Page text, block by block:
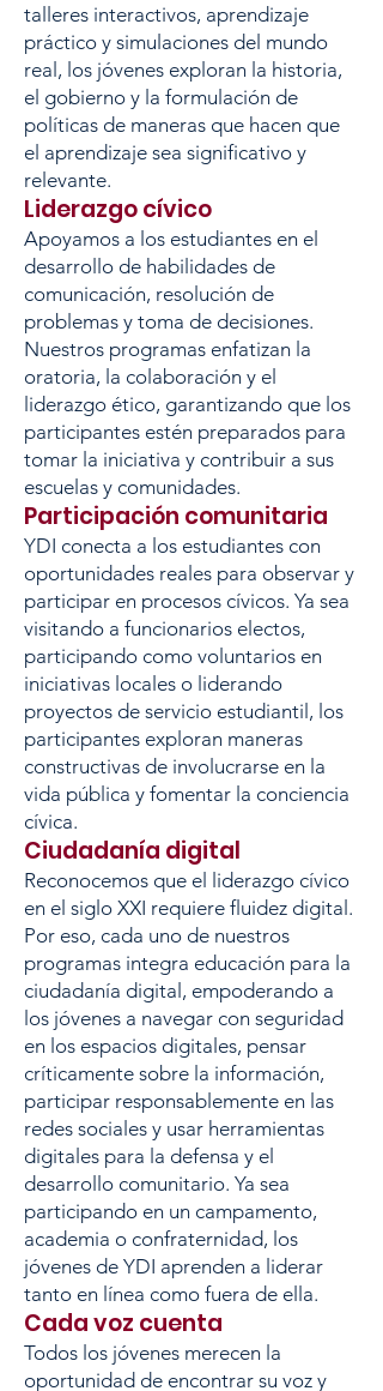
talleres interactivos, aprendizaje
práctico y simulaciones del mundo
real, los jóvenes exploran la historia,
el gobierno y la formulación de
políticas de maneras que hacen que
el aprendizaje sea significativo y
relevante.
Liderazgo cívico
Apoyamos a los estudiantes en el
desarrollo de habilidades de
comunicación, resolución de
problemas y toma de decisiones.
Nuestros programas enfatizan la
oratoria, la colaboración y el
liderazgo ético, garantizando que los
participantes estén preparados para
tomar la iniciativa y contribuir a sus
escuelas y comunidades.
Participación comunitaria
YDI conecta a los estudiantes con
oportunidades reales para observar y
participar en procesos cívicos. Ya sea
visitando a funcionarios electos,
participando como voluntarios en
iniciativas locales o liderando
proyectos de servicio estudiantil, los
participantes exploran maneras
constructivas de involucrarse en la
vida pública y fomentar la conciencia
cívica.
Ciudadanía digital
Reconocemos que el liderazgo cívico
en el siglo XXI requiere fluidez digital.
Por eso, cada uno de nuestros
programas integra educación para la
ciudadanía digital, empoderando a
los jóvenes a navegar con seguridad
en los espacios digitales, pensar
críticamente sobre la información,
participar responsablemente en las
redes sociales y usar herramientas
digitales para la defensa y el
desarrollo comunitario. Ya sea
participando en un campamento,
academia o confraternidad, los
jóvenes de YDI aprenden a liderar
tanto en línea como fuera de ella.
Cada voz cuenta
Todos los jóvenes merecen la
oportunidad de encontrar su voz y